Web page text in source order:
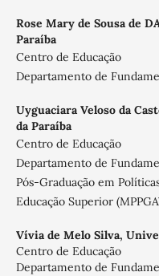
Rose Mary de Sousa de
Paraíba
Centro de Educação
Departamento de
Uyguaciara Veloso da
da Paraíba
Centro de Educação
Departamento de
Pós-Graduação em
Educação Superior
Vívia de Melo Silva,
Centro de Educação
Departamento de